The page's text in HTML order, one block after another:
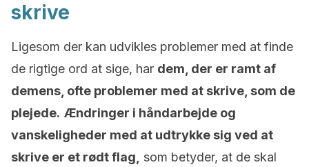
skrive
Ligesom der kan udvikles problemer med at finde
de rigtige ord at sige, har dem, der er ramt af
demens, ofte problemer med at skrive, som de
plejede. Ændringer i håndarbejde og
vanskeligheder med at udtrykke sig ved at
skrive er et rødt flag, som betyder, at de skal